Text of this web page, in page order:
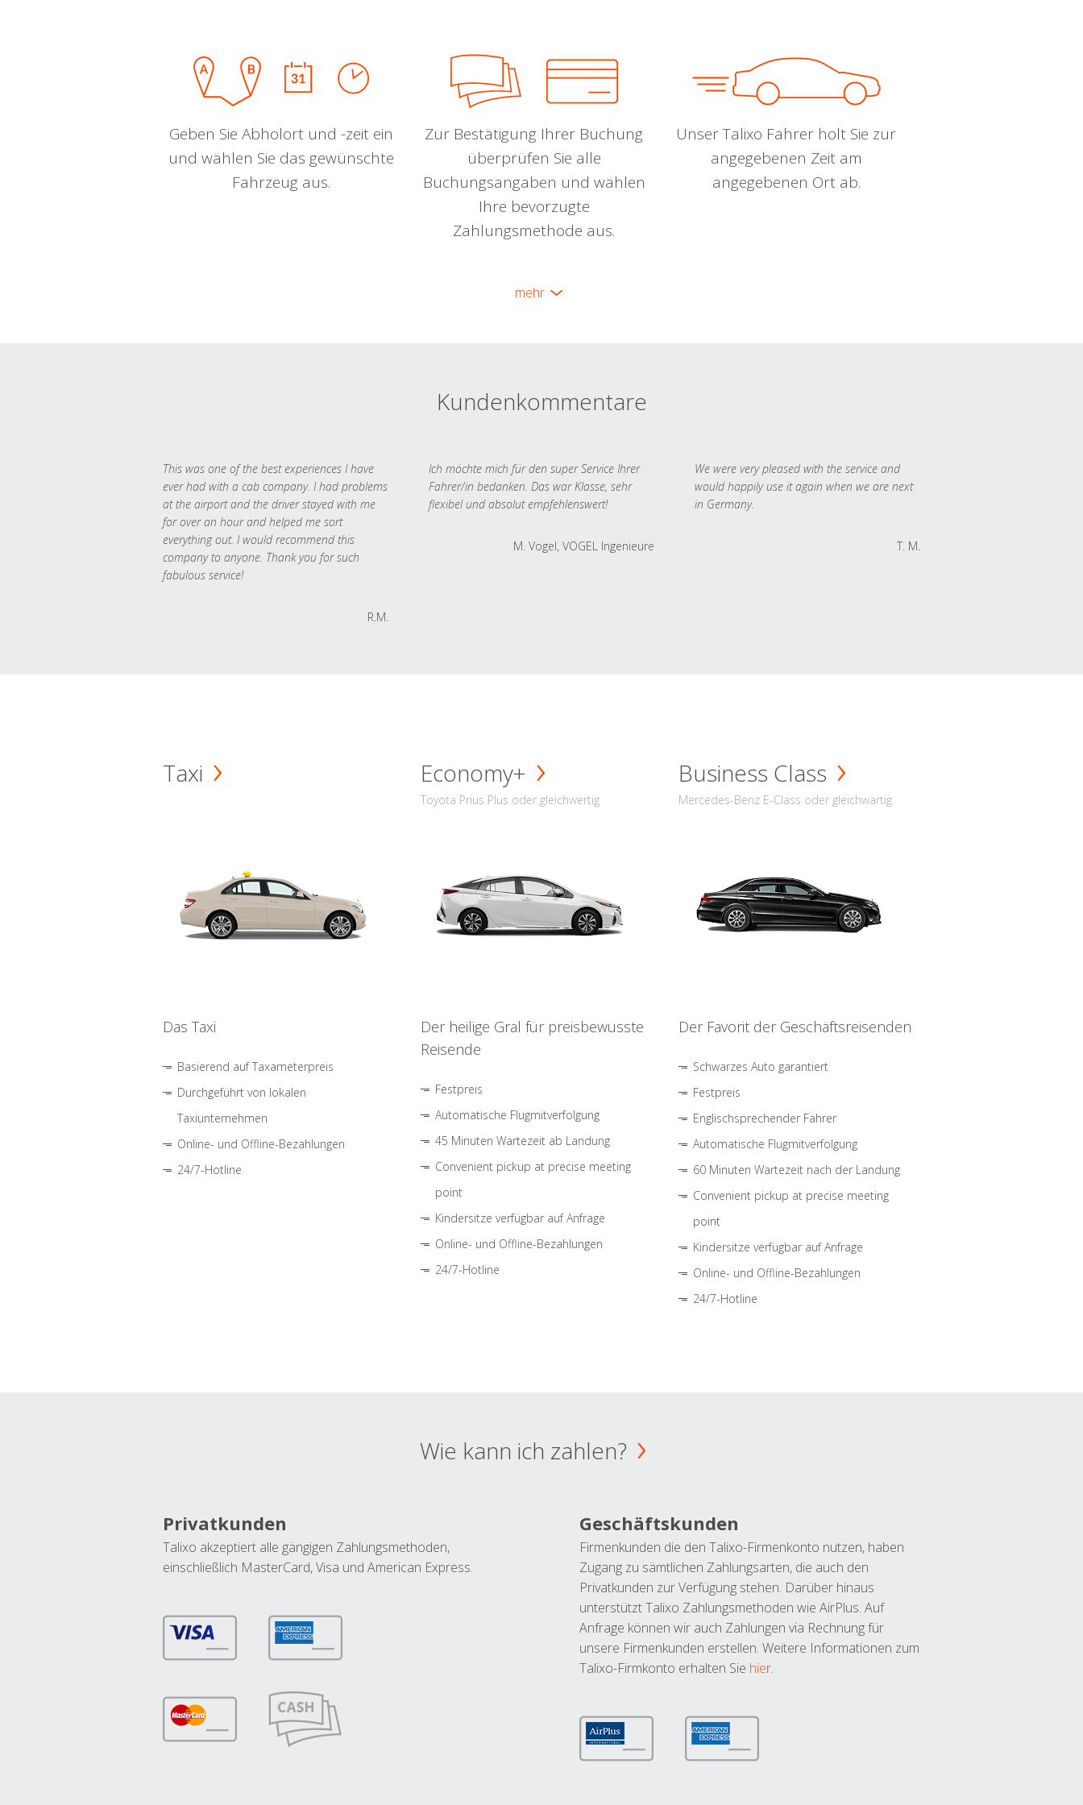
Geben Sie Abholort und -zeit ein
und wählen Sie das gewünschte
Fahrzeug aus.
Zur Bestätigung Ihrer Buchung
überprüfen Sie alle
Buchungsangaben und wählen
Ihre bevorzugte
Zahlungsmethode aus.
Unser Talixo Fahrer holt Sie zur
angegebenen Zeit am
angegebenen Ort ab.
mehr
Kundenkommentare
This was one of the best experiences I have
ever had with a cab company. I had problems
at the airport and the driver stayed with me
for over an hour and helped me sort
everything out. I would recommend this
company to anyone. Thank you for such
fabulous service!
R.M.
Ich möchte mich für den super Service Ihrer
Fahrer/in bedanken. Das war Klasse, sehr
flexibel und absolut empfehlenswert!
M. Vogel, VOGEL Ingenieure
We were very pleased with the service and
would happily use it again when we are next
in Germany.
T. M.
Taxi
Das Taxi
Basierend auf Taxameterpreis
Durchgeführt von lokalen
Taxiunternehmen
Online- und Offline-Bezahlungen
24/7-Hotline
Economy+
Toyota Prius Plus oder gleichwertig
Der heilige Gral für preisbewusste
Reisende
Festpreis
Automatische Flugmitverfolgung
45 Minuten Wartezeit ab Landung
Convenient pickup at precise meeting
point
Kindersitze verfügbar auf Anfrage
Online- und Offline-Bezahlungen
24/7-Hotline
Business Class
Mercedes-Benz E-Class oder gleichwärtig
Der Favorit der Geschäftsreisenden
Schwarzes Auto garantiert
Festpreis
Englischsprechender Fahrer
Automatische Flugmitverfolgung
60 Minuten Wartezeit nach der Landung
Convenient pickup at precise meeting
point
Kindersitze verfügbar auf Anfrage
Online- und Offline-Bezahlungen
24/7-Hotline
Wie kann ich zahlen?
Privatkunden
Talixo akzeptiert alle gängigen Zahlungsmethoden,
einschließlich MasterCard, Visa und American Express.
Geschäftskunden
Firmenkunden die den Talixo-Firmenkonto nutzen, haben
Zugang zu sämtlichen Zahlungsarten, die auch den
Privatkunden zur Verfügung stehen. Darüber hinaus
unterstützt Talixo Zahlungsmethoden wie AirPlus. Auf
Anfrage können wir auch Zahlungen via Rechnung für
unsere Firmenkunden erstellen. Weitere Informationen zum
Talixo-Firmkonto erhalten Sie hier.